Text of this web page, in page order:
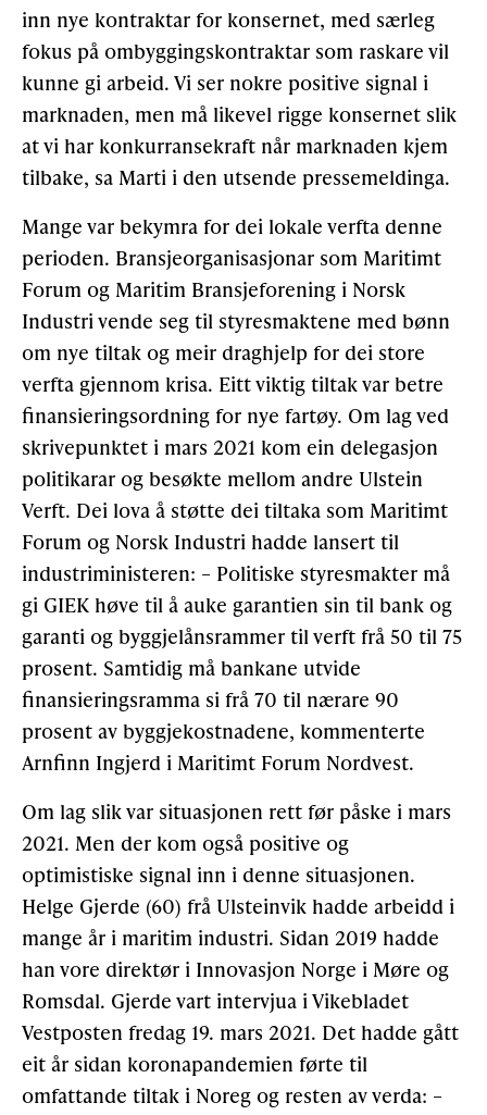
inn nye kontraktar for konsernet, med særleg
fokus på ombyggingskontraktar som raskare vil
kunne gi arbeid. Vi ser nokre positive signal i
marknaden, men må likevel rigge konsernet slik
at vi har konkurransekraft når marknaden kjem
tilbake, sa Marti i den utsende pressemeldinga.
Mange var bekymra for dei lokale verfta denne
perioden. Bransjeorganisasjonar som Maritimt
Forum og Maritim Bransjeforening i Norsk
Industri vende seg til styresmaktene med bønn
om nye tiltak og meir draghjelp for dei store
verfta gjennom krisa. Eitt viktig tiltak var betre
finansieringsordning for nye fartøy. Om lag ved
skrivepunktet i mars 2021 kom ein delegasjon
politikarar og besøkte mellom andre Ulstein
Verft. Dei lova å støtte dei tiltaka som Maritimt
Forum og Norsk Industri hadde lansert til
industriministeren: – Politiske styresmakter må
gi GIEK høve til å auke garantien sin til bank og
garanti og byggjelånsrammer til verft frå 50 til 75
prosent. Samtidig må bankane utvide
finansieringsramma si frå 70 til nærare 90
prosent av byggjekostnadene, kommenterte
Arnfinn Ingjerd i Maritimt Forum Nordvest.
Om lag slik var situasjonen rett før påske i mars
2021. Men der kom også positive og
optimistiske signal inn i denne situasjonen.
Helge Gjerde (60) frå Ulsteinvik hadde arbeidd i
mange år i maritim industri. Sidan 2019 hadde
han vore direktør i Innovasjon Norge i Møre og
Romsdal. Gjerde vart intervjua i Vikebladet
Vestposten fredag 19. mars 2021. Det hadde gått
eit år sidan koronapandemien førte til
omfattande tiltak i Noreg og resten av verda: –